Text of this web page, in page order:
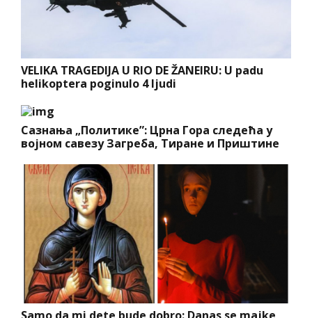
VELIKA TRAGEDIJA U RIO DE ŽANEIRU: U padu
helikoptera poginulo 4 ljudi
Сазнања „Политике”: Црна Гора следећа у
војном савезу Загреба, Тиране и Приштине